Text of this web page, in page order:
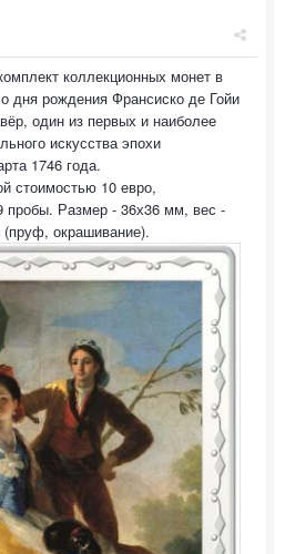
коллекционных монет в
дня рождения Франсиско де Гойи
один из первых и наиболее
искусства эпохи
1746 года.
стоимостью 10 евро,
пробы. Размер - 36х36 мм, вес -
окрашивание).